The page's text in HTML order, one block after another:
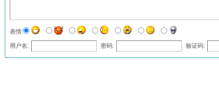
表情:
用户名: 密码: 验证码: